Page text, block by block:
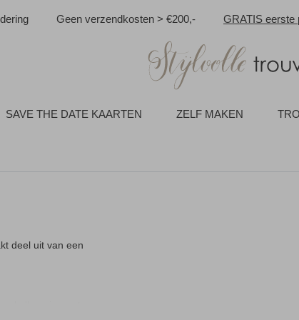
Geen verzendkosten > €200,- GRATIS eerste
SAVE THE DATE KAARTEN ZELF MAKEN
deel uit van een